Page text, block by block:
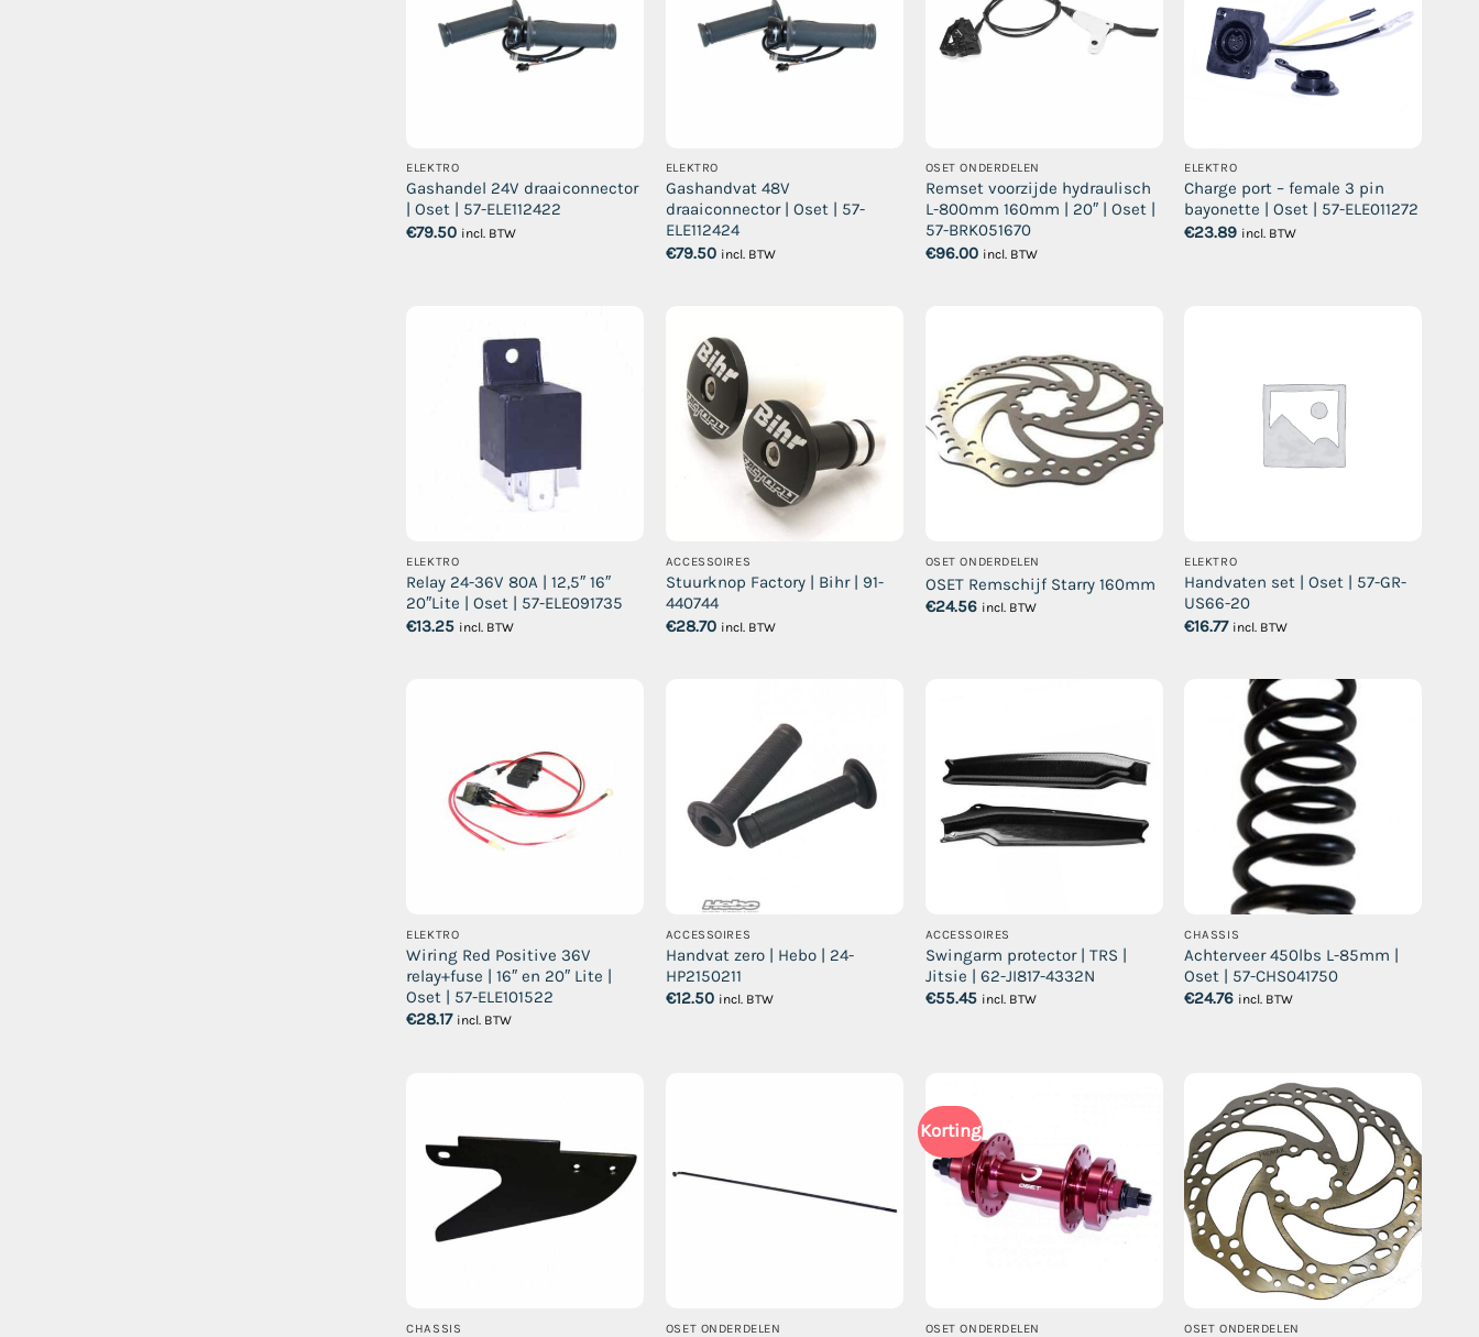
ELEKTRO
Gashandel 24V draaiconnector
| Oset | 57-ELE112422
€79.50 incl. BTW
ELEKTRO
Gashandvat 48V
draaiconnector | Oset | 57-
ELE112424
€79.50 incl. BTW
OSET ONDERDELEN
Remset voorzijde hydraulisch
L-800mm 160mm | 20″ | Oset |
57-BRK051670
€96.00 incl. BTW
ELEKTRO
Charge port – female 3 pin
bayonette | Oset | 57-ELE011272
€23.89 incl. BTW
ELEKTRO
Relay 24-36V 80A | 12,5″ 16″
20″Lite | Oset | 57-ELE091735
€13.25 incl. BTW
ACCESSOIRES
Stuurknop Factory | Bihr | 91-
440744
€28.70 incl. BTW
OSET ONDERDELEN
OSET Remschijf Starry 160mm
€24.56 incl. BTW
ELEKTRO
Handvaten set | Oset | 57-GR-
US66-20
€16.77 incl. BTW
ELEKTRO
Wiring Red Positive 36V
relay+fuse | 16″ en 20″ Lite |
Oset | 57-ELE101522
€28.17 incl. BTW
ACCESSOIRES
Handvat zero | Hebo | 24-
HP2150211
€12.50 incl. BTW
ACCESSOIRES
Swingarm protector | TRS |
Jitsie | 62-JI817-4332N
€55.45 incl. BTW
CHASSIS
Achterveer 450lbs L-85mm |
Oset | 57-CHS041750
€24.76 incl. BTW
CHASSIS OSET ONDERDELEN
Korting
OSET ONDERDELEN OSET ONDERDELEN